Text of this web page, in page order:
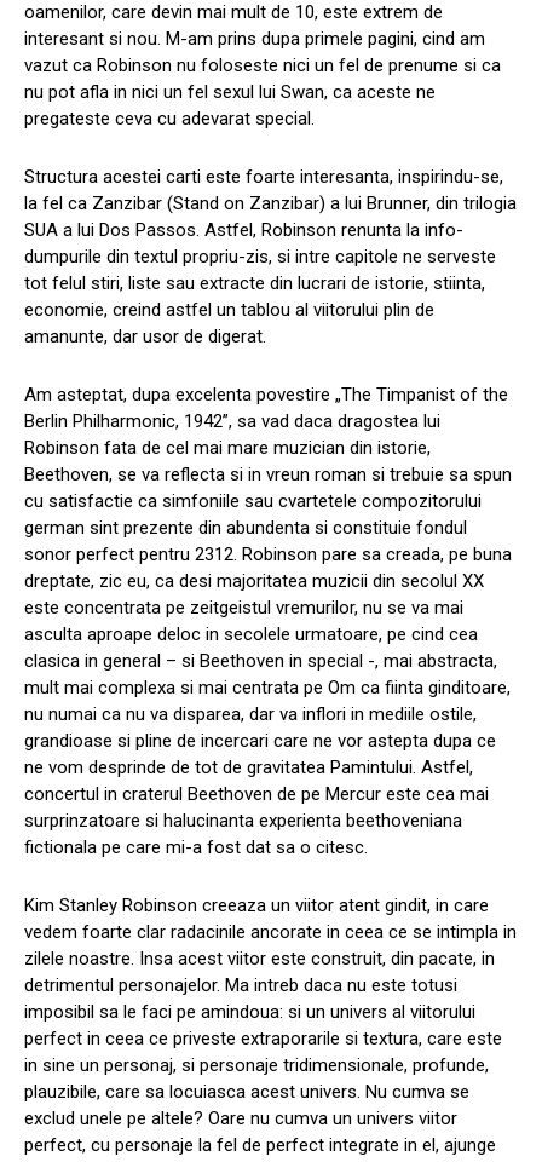
oamenilor, care devin mai mult de 10, este extrem de
interesant si nou. M-am prins dupa primele pagini, cind am
vazut ca Robinson nu foloseste nici un fel de prenume si ca
nu pot afla in nici un fel sexul lui Swan, ca aceste ne
pregateste ceva cu adevarat special.
Structura acestei carti este foarte interesanta, inspirindu-se,
la fel ca Zanzibar (Stand on Zanzibar) a lui Brunner, din trilogia
SUA a lui Dos Passos. Astfel, Robinson renunta la info-
dumpurile din textul propriu-zis, si intre capitole ne serveste
tot felul stiri, liste sau extracte din lucrari de istorie, stiinta,
economie, creind astfel un tablou al viitorului plin de
amanunte, dar usor de digerat.
Am asteptat, dupa excelenta povestire „The Timpanist of the
Berlin Philharmonic, 1942”, sa vad daca dragostea lui
Robinson fata de cel mai mare muzician din istorie,
Beethoven, se va reflecta si in vreun roman si trebuie sa spun
cu satisfactie ca simfoniile sau cvartetele compozitorului
german sint prezente din abundenta si constituie fondul
sonor perfect pentru 2312. Robinson pare sa creada, pe buna
dreptate, zic eu, ca desi majoritatea muzicii din secolul XX
este concentrata pe zeitgeistul vremurilor, nu se va mai
asculta aproape deloc in secolele urmatoare, pe cind cea
clasica in general – si Beethoven in special -, mai abstracta,
mult mai complexa si mai centrata pe Om ca fiinta ginditoare,
nu numai ca nu va disparea, dar va inflori in mediile ostile,
grandioase si pline de incercari care ne vor astepta dupa ce
ne vom desprinde de tot de gravitatea Pamintului. Astfel,
concertul in craterul Beethoven de pe Mercur este cea mai
surprinzatoare si halucinanta experienta beethoveniana
fictionala pe care mi-a fost dat sa o citesc.
Kim Stanley Robinson creeaza un viitor atent gindit, in care
vedem foarte clar radacinile ancorate in ceea ce se intimpla in
zilele noastre. Insa acest viitor este construit, din pacate, in
detrimentul personajelor. Ma intreb daca nu este totusi
imposibil sa le faci pe amindoua: si un univers al viitorului
perfect in ceea ce priveste extraporarile si textura, care este
in sine un personaj, si personaje tridimensionale, profunde,
plauzibile, care sa locuiasca acest univers. Nu cumva se
exclud unele pe altele? Oare nu cumva un univers viitor
perfect, cu personaje la fel de perfect integrate in el, ajunge